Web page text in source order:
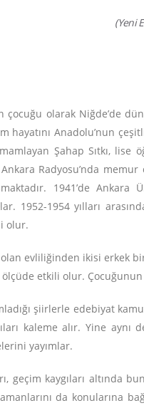
(Yeni
çocuğu olarak Niğde’de
hayatını Anadolu’nun
Şahap Sıtkı,
Ankara Radyosu’nda
1941’de Ankara
1952-1954 yılları
olur.
olan evliliğinden ikisi erkek
etkili olur.
şiirlerle edebiyat
kaleme alır. Yine aynı
yayımlar.
geçim kaygıları altında
da konularına